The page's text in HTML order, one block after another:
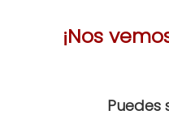
¡Nos
Puedes